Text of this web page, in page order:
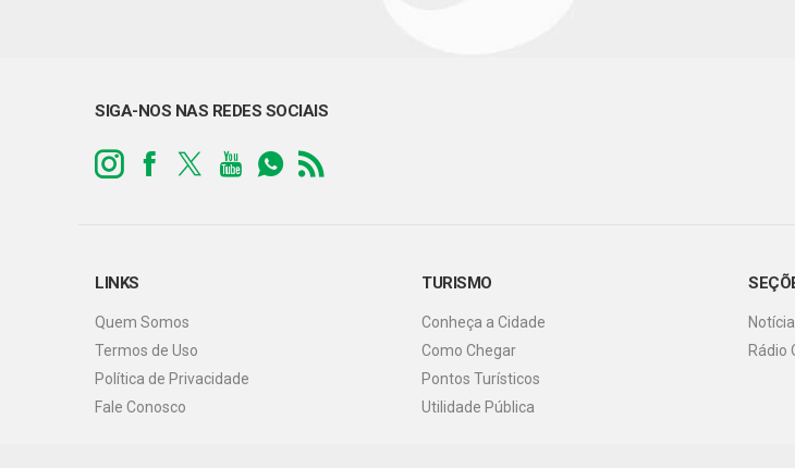
SIGA-NOS NAS REDES SOCIAIS
LINKS
Quem Somos
Termos de Uso
Política de Privacidade
Fale Conosco
TURISMO
Conheça a Cidade
Como Chegar
Pontos Turísticos
Utilidade Pública
Rádio